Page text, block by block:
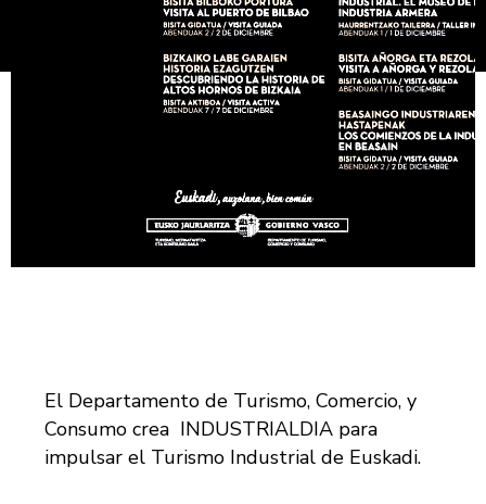
El Departamento de Turismo, Comercio, y
Consumo crea INDUSTRIALDIA para
impulsar el Turismo Industrial de Euskadi.